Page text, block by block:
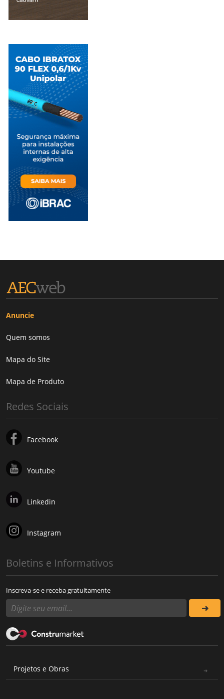
Anuncie
Quem somos
Mapa do Site
Mapa de Produto
Redes Sociais
Facebook
Youtube
Linkedin
Instagram
Boletins e Informativos
Inscreva-se e receba gratuitamente
Projetos e Obras